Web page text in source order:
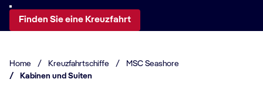
Finden Sie eine Kreuzfahrt
Home / Kreuzfahrtschiffe /
MSC Seashore
/
Kabinen und Suiten